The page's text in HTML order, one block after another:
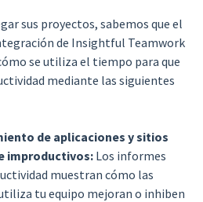
sus proyectos, sabemos que el
de Insightful Teamwork
se utiliza el tiempo para que
mediante las siguientes
de aplicaciones y sitios
improductivos:Los informes
muestran cómo las
tu equipo mejoran o inhiben